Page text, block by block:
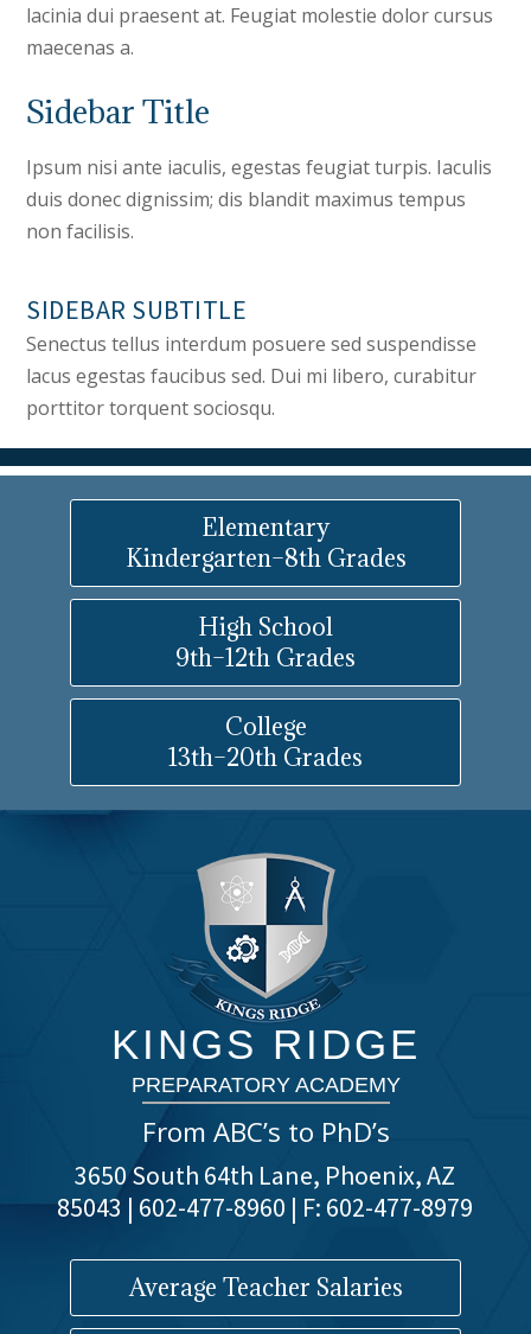
lacinia dui praesent at. Feugiat molestie dolor cursus
maecenas a.
Sidebar Title
Ipsum nisi ante iaculis, egestas feugiat turpis. Iaculis
duis donec dignissim; dis blandit maximus tempus
non facilisis.
SIDEBAR SUBTITLE
Senectus tellus interdum posuere sed suspendisse
lacus egestas faucibus sed. Dui mi libero, curabitur
porttitor torquent sociosqu.
Elementary
Kindergarten–8th Grades
High School
9th–12th Grades
College
13th–20th Grades
KINGS RIDGE
PREPARATORY ACADEMY
From ABC’s to PhD’s
3650 South 64th Lane, Phoenix, AZ
85043 | 602-477-8960 | F: 602-477-8979
Average Teacher Salaries